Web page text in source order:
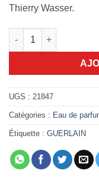
Thierry Wasser.
quantité de Absolus
UGS : 21847
Catégories : Eau de
Étiquette : GUERLAIN